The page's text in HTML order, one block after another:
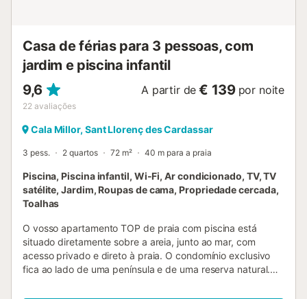
Casa de férias para 3 pessoas, com
jardim e piscina infantil
9,6
22 avaliações
A partir de € 139 por noite
Cala Millor, Sant Llorenç des Cardassar
3 pess. 2 quartos 72 m² 40 m para a praia
Piscina, Piscina infantil, Wi-Fi, Ar condicionado, TV, TV
satélite, Jardim, Roupas de cama, Propriedade cercada,
Toalhas
O vosso apartamento TOP de praia com piscina está
situado diretamente sobre a areia, junto ao mar, com
acesso privado e direto à praia. O condomínio exclusivo
fica ao lado de uma península e de uma reserva natural.
vosso alojamento, onde podem desfrutar de uma vista